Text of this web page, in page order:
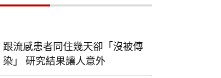
跟流感患者同住幾天卻「沒被傳
染」 研究結果讓人意外